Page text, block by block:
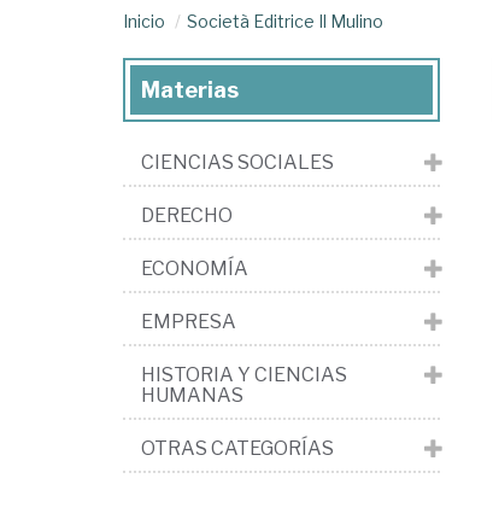
Inicio Società Editrice Il Mulino
Materias
CIENCIAS SOCIALES
DERECHO
ECONOMÍA
EMPRESA
HISTORIA Y CIENCIAS
HUMANAS
OTRAS CATEGORÍAS